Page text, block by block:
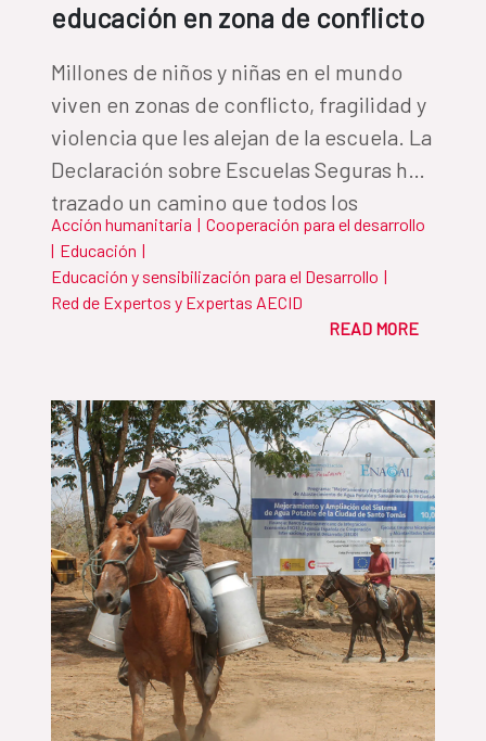
educación en zona de conflicto
Millones de niños y niñas en el mundo
viven en zonas de conflicto, fragilidad y
violencia que les alejan de la escuela. La
Declaración sobre Escuelas Seguras ha
trazado un camino que todos los
Estados, sin excepción, han de tomar
Acción humanitaria | Cooperación para el desarrollo
| Educación |
Educación y sensibilización para el Desarrollo |
Red de Expertos y Expertas AECID
READ MORE